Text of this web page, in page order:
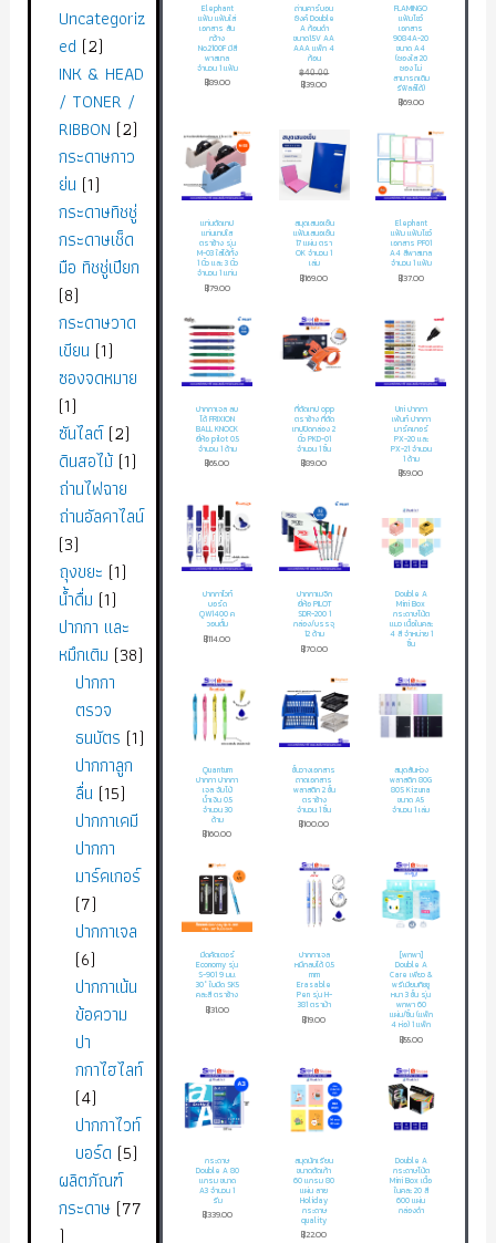
Uncategoriz
ed 2
INK & HEAD
/ TONER /
RIBBON 2
กระดาษกาว
ย่น 1
กระดาษทิชชู่
กระดาษเช็ด
มือ ทิชชู่เปียก
8
กระดาษวาด
เขียน 1
ซองจดหมาย
1
ซันไลต์ 2
ดินสอไม้ 1
ถ่านไฟฉาย
ถ่านอัลคาไลน์
3
ถุงขยะ 1
น้ำดื่ม 1
ปากกา และ
หมึกเติม 38
ปากกา
ตรวจ
ธนบัตร 1
ปากกาลูก
ลื่น 15
ปากกาเคมี
ปากกา
มาร์คเกอร์
7
ปากกาเจล
6
ปากกาเน้น
ข้อความ
ปา
กกาไฮไลท์
4
ปากกาไวท์
บอร์ด 5
ผลิตภัณฑ์
กระดาษ 77
Elephant
แฟ้ม แฟ้มใส่
เอกสาร สัน
กว้าง
No.2100F มีสี
พาสเทล
จำนวน 1 แฟ้ม
฿89.00
ถ่านคาร์บอน
ซิงค์ Double
A ก้อนดำ
ขนาด1.5V AA
AAA แพ็ก 4
ก้อน
฿40.00
฿39.00
FLAMINGO
แฟ้มโชว์
เอกสาร
9084A-20
ขนาด A4
(ซองใส 20
ซอง ไม่
สามารถเติม
รีฟิลล์ได้)
฿69.00
แท่นตัดเทป
แท่นเทปใส
ตราช้าง รุ่น
M-03 ใส่ได้ทั้ง
1 นิ้ว และ 3 นิ้ว
จำนวน 1 แท่น
฿79.00
สมุดเสนอเซ็น
แฟ้มเสนอเซ็น
17 แผ่น ตรา
OK จำนวน 1
เล่ม
฿169.00
Elephant
แฟ้ม แฟ้มโชว์
เอกสาร PF01
A4 สีพาสเทล
จำนวน 1 แฟ้ม
฿37.00
ปากกาเจล ลบ
ได้ FRIXION
BALL KNOCK
ยี่ห้อ pilot 0.5
จำนวน 1 ด้าม
฿65.00
ที่ตัดเทป opp
ตราช้าง ที่ตัด
เทปปิดกล่อง 2
นิ้ว PKD-01
จำนวน 1 ชิ้น
฿89.00
Uni ปากกา
เพ้นท์ ปากกา
มาร์คเกอร์
PX-20 และ
PX-21 จำนวน
1 ด้าม
฿59.00
ปากกาไวท์
บอร์ด
QW1400 ค
วอนตั้ม
฿114.00
ปากกาเมจิก
ยี่ห้อ PILOT
SDR-200 1
กล่อง/บรรจุ
12 ด้าม
฿70.00
Double A
Mini Box
กระดาษโน้ต
แมว เนื้อในคละ
4 สี จำหน่าย 1
ชิ้น
Quantum
ปากกา ปากกา
เจล จัมโบ้
น้ำเงิน 0.5
จำนวน 30
ด้าม
฿160.00
ชั้นวางเอกสาร
ถาดเอกสาร
พลาสติก 2 ชั้น
ตราช้าง
จำนวน 1 ชิ้น
฿100.00
สมุดสันห่วง
พลาสติก 80G
80S Kizuna
ขนาด A5
จำนวน 1 เล่ม
มีดคัตเตอร์
Economy รุ่น
S-901 9 มม.
30° ใบมีด SK5
คละสี ตราช้าง
฿31.00
ปากกาเจล
หมึกลบได้ 0.5
mm
Erasable
Pen รุ่น H-
381 ตราม้า
฿19.00
[พกพา]
Double A
Care เพียว &
พรีเมียมทิชชู
หนา 3 ชั้น รุ่น
พกพา 60
แผ่น/ชิ้น (แพ็ก
4 ห่อ) 1 แพ็ก
฿55.00
กระดาษ
Double A 80
แกรม ขนาด
A3 จำนวน 1
รีม
฿339.00
สมุดนักเรียน
ขนาดตัดเก้า
60 แกรม 80
แผ่น ลาย
Holiday
กระดาษ
quality
฿22.00
Double A
กระดาษโน้ต
Mini Box เนื้อ
ในคละ 20 สี
600 แผ่น
กล่องดำ